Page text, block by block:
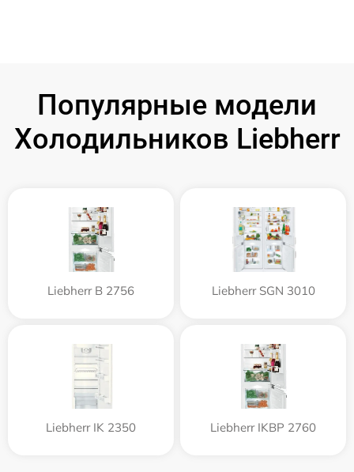
Популярные модели
Холодильников Liebherr
Liebherr B 2756 Liebherr SGN 3010
Liebherr IK 2350 Liebherr IKBP 2760